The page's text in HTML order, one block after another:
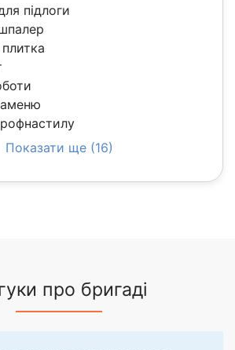
підлоги
Показати ще (16)
про бригаді